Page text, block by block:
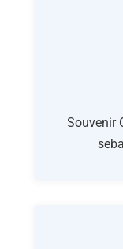
Souvenir